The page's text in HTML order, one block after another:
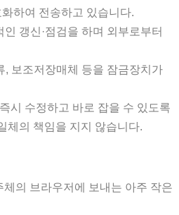
하여 전송하고 있습니다.
갱신·점검을 하며 외부로부터
보조저장매체 등을 잠금장치가
시 수정하고 바로 잡을 수 있도록
체의 책임을 지지 않습니다.
의 브라우저에 보내는 아주 작은